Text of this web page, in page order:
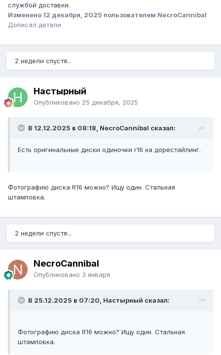
службой доставки.
Изменено 12 декабря, 2025 пользователем NecroCannibal
Дописал детали
2 недели спустя...
Настырный
Опубликовано 25 декабря, 2025
В 12.12.2025 в 08:18, NecroCannibal сказал:
Есть оригинальные диски одиночки r16 на дорестайлинг.
Фотографию диска R16 можно? Ищу один. Стальная
штамповка.
2 недели спустя...
NecroCannibal
Опубликовано 3 января
В 25.12.2025 в 07:20, Настырный сказал:
Фотографию диска R16 можно? Ищу один. Стальная
штамповка.